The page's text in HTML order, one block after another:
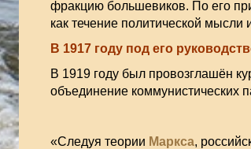
фракцию большевиков. По его
как течение политической мысли
В 1917 году под его
В 1919 году был провозглашён
объединение коммунистических
«Следуя теории Маркса,